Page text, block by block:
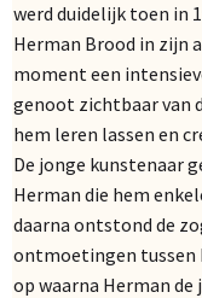
werd duidelijk toen in
Herman Brood in zijn
moment een
genoot zichtbaar van
hem leren lassen en
De jonge kunstenaar
Herman die hem
daarna ontstond de
ontmoetingen tussen
op waarna Herman